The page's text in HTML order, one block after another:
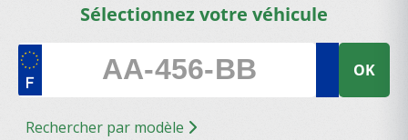
Sélectionnez votre véhicule
OK
Rechercher par modèle